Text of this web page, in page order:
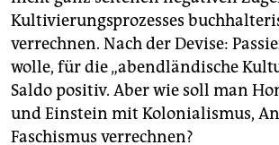
Kultivierungsprozesses
verrechnen. Nach der Devise:
wolle, für die „abendländische
Saldo positiv. Aber wie soll man
und Einstein mit Kolonialismus,
Faschismus verrechnen?